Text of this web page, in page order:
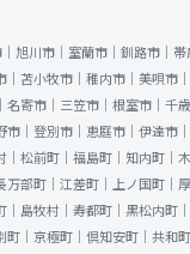
旭川市｜ 室蘭市｜ 釧路市｜ 帯
苫小牧市｜ 稚内市｜ 美唄市｜
名寄市｜ 三笠市｜ 根室市｜ 千歳
市｜ 登別市｜ 恵庭市｜ 伊達市｜
松前町｜ 福島町｜ 知内町｜
万部町｜ 江差町｜ 上ノ国町｜
島牧村｜ 寿都町｜ 黒松内町｜
町｜ 京極町｜ 倶知安町｜ 共和町